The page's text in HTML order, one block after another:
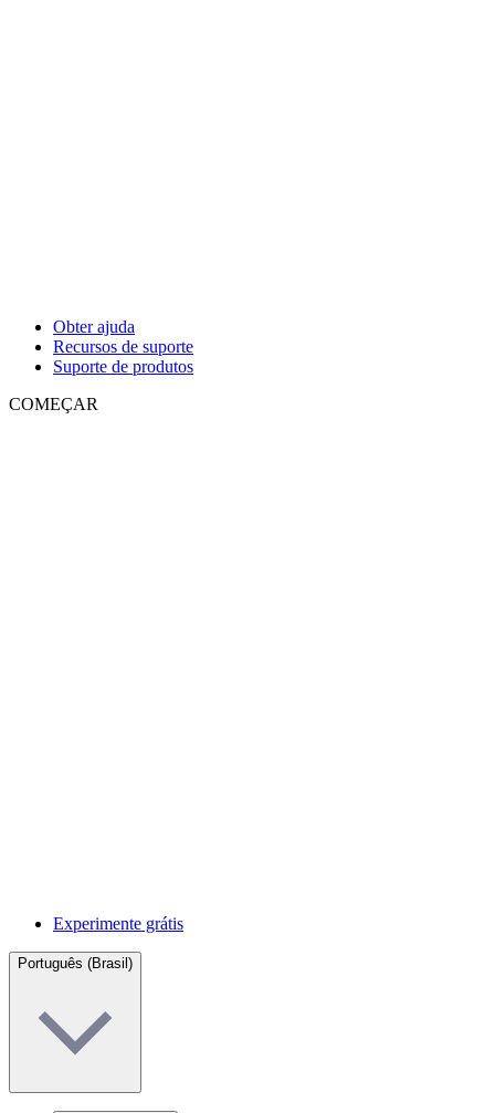
Obter ajuda
Recursos de suporte
Suporte de produtos
COMEÇAR
Experimente grátis
Português (Brasil)